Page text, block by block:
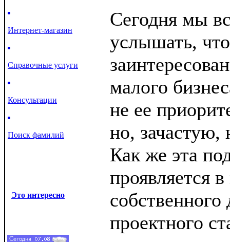
Интернет-магазин
Справочные услуги
Консультации
Поиск фамилий
Это интересно
Сегодня мы
услышать,
малого
не ее
но, зачастую,
Как же эта
проявляется
проектного